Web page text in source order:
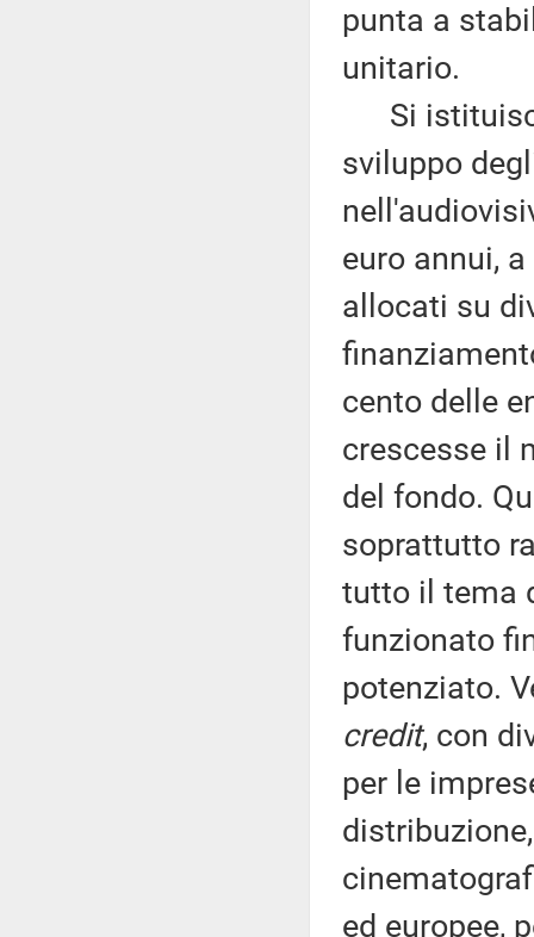
punta a
unitario.
Si
sviluppo
euro annui,
allocati su
cento delle
crescesse il
del fondo.
soprattutto
tutto il tema
funzionato
potenziato.
credit, con
per le
ed europee,